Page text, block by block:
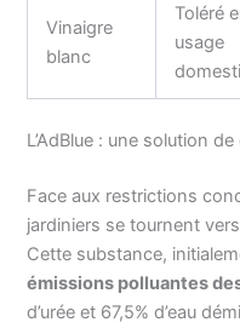
Vinaigre
blanc
Toléré
usage
L’AdBlue : une solution
Face aux restrictions
jardiniers se tournent
Cette substance,
émissions polluantes
d’urée et 67,5% d’eau